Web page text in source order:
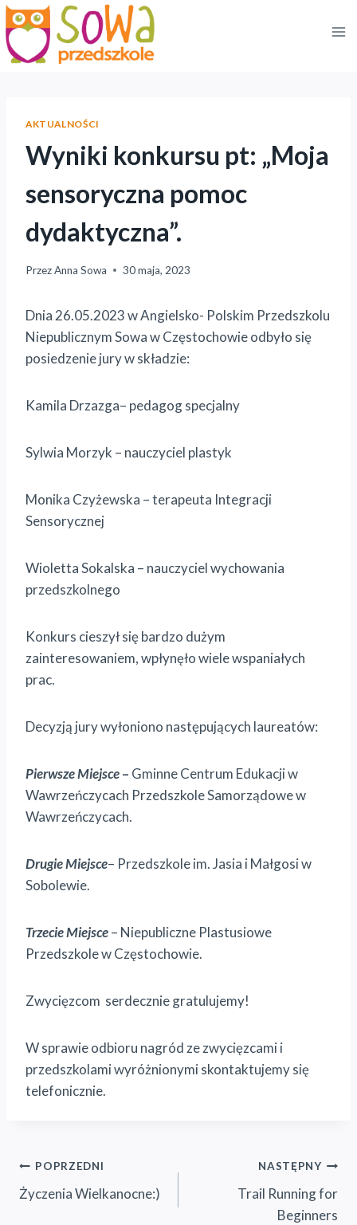
Przejdź
do
treści
AKTUALNOŚCI
Wyniki konkursu pt: „Moja
sensoryczna pomoc
dydaktyczna”.
PrzezAnna Sowa 30 maja, 2023
Dnia 26.05.2023 w Angielsko- Polskim Przedszkolu
Niepublicznym Sowa w Częstochowie odbyło się
posiedzenie jury w składzie:
Kamila Drzazga– pedagog specjalny
Sylwia Morzyk – nauczyciel plastyk
Monika Czyżewska – terapeuta Integracji
Sensorycznej
Wioletta Sokalska – nauczyciel wychowania
przedszkolnego
Konkurs cieszył się bardzo dużym
zainteresowaniem, wpłynęło wiele wspaniałych
prac.
Decyzją jury wyłoniono następujących laureatów:
Pierwsze Miejsce– Gminne Centrum Edukacji w
Wawrzeńczycach Przedszkole Samorządowe w
Wawrzeńczycach.
Drugie Miejsce– Przedszkole im. Jasia i Małgosi w
Sobolewie.
Trzecie Miejsce– Niepubliczne Plastusiowe
Przedszkole w Częstochowie.
Zwycięzcom serdecznie gratulujemy!
W sprawie odbioru nagród ze zwycięzcami i
przedszkolami wyróżnionymi skontaktujemy się
telefonicznie.
Nawigacja
wpisu
POPRZEDNI
Życzenia Wielkanocne:)
NASTĘPNY
Trail Running for
Beginners